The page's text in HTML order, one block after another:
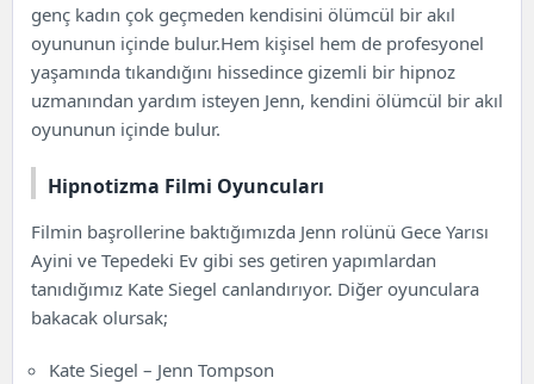
genç kadın çok geçmeden kendisini ölümcül bir akıl
oyununun içinde bulur.Hem kişisel hem de profesyonel
yaşamında tıkandığını hissedince gizemli bir hipnoz
uzmanından yardım isteyen Jenn, kendini ölümcül bir akıl
oyununun içinde bulur.
Hipnotizma Filmi Oyuncuları
Filmin başrollerine baktığımızda Jenn rolünü Gece Yarısı
Ayini ve Tepedeki Ev gibi ses getiren yapımlardan
tanıdığımız Kate Siegel canlandırıyor. Diğer oyunculara
bakacak olursak;
Kate Siegel – Jenn Tompson